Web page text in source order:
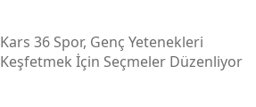
Kars 36 Spor, Genç Yetenekleri
Keşfetmek İçin Seçmeler Düzenliyor